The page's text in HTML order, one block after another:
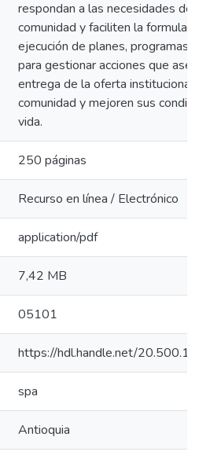
respondan a las necesidades de
comunidad y faciliten la
ejecución de planes, programas
para gestionar acciones que
entrega de la oferta institucional
comunidad y mejoren sus
vida.
250 páginas
Recurso en línea / Electrónico
application/pdf
7,42 MB
05101
https://hdl.handle.net/
spa
Antioquia